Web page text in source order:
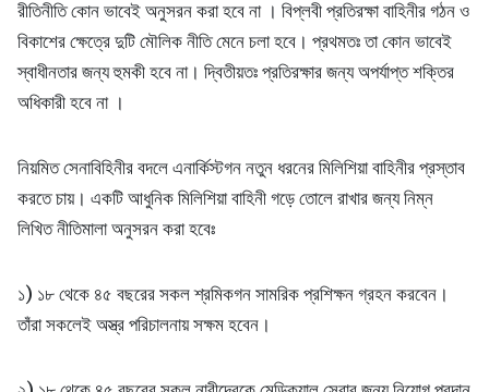
রীতিনীতি কোন ভাবেই অনুসরন করা হবে না । বিপ্লবী প্রতিরক্ষা বাহিনীর গঠন ও
বিকাশের ক্ষেত্রে দুটি মৌলিক নীতি মেনে চলা হবে। প্রথমতঃ তা কোন ভাবেই
স্বাধীনতার জন্য হুমকী হবে না। দ্বিতীয়তঃ প্রতিরক্ষার জন্য অপর্যাপ্ত শক্তির
অধিকারী হবে না ।
নিয়মিত সেনাবিহিনীর বদলে এনার্কিস্টগন নতুন ধরনের মিলিশিয়া বাহিনীর প্রস্তাব
করতে চায়। একটি আধুনিক মিলিশিয়া বাহিনী গড়ে তোলে রাখার জন্য নিম্ন
লিখিত নীতিমালা অনুসরন করা হবেঃ
১) ১৮ থেকে ৪৫ বছরের সকল শ্রমিকগন সামরিক প্রশিক্ষন গ্রহন করবেন।
তাঁরা সকলেই অস্ত্র পরিচালনায় সক্ষম হবেন।